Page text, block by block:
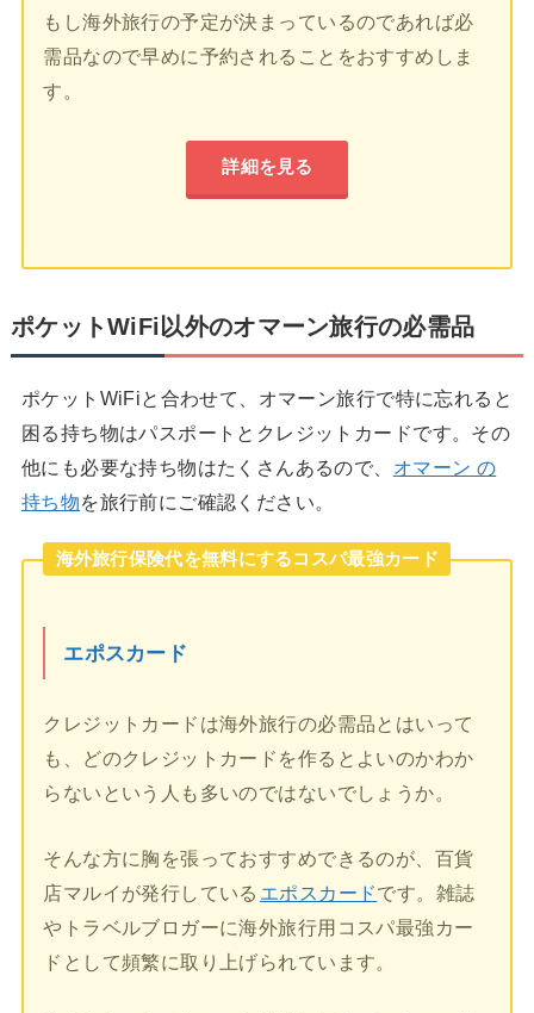
もし海外旅行の予定が決まっているのであれば必
需品なので早めに予約されることをおすすめしま
す。
詳細を見る
ポケットWiFi以外のオマーン旅行の必需品
ポケットWiFiと合わせて、オマーン旅行で特に忘れると
困る持ち物はパスポートとクレジットカードです。その
他にも必要な持ち物はたくさんあるので、 オマーン の
持ち物を旅行前にご確認ください。
海外旅行保険代を無料にするコスパ最強カード
エポスカード
クレジットカードは海外旅行の必需品とはいって
も、どのクレジットカードを作るとよいのかわか
らないという人も多いのではないでしょうか。
そんな方に胸を張っておすすめできるのが、百貨
店マルイが発行している エポスカードです。雑誌
やトラベルブロガーに海外旅行用コスパ最強カー
ドとして頻繁に取り上げられています。